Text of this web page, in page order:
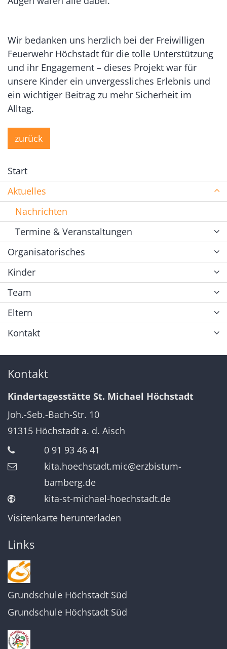
Wir bedanken uns herzlich bei der Freiwilligen
Feuerwehr Höchstadt für die tolle Unterstützung
und ihr Engagement – dieses Projekt war für
unsere Kinder ein unvergessliches Erlebnis und
ein wichtiger Beitrag zu mehr Sicherheit im
Alltag.
zurück
Start
Aktuelles
Nachrichten
Termine & Veranstaltungen
Organisatorisches
Kinder
Team
Eltern
Kontakt
Kontakt
Kindertagesstätte St. Michael Höchstadt
Joh.-Seb.-Bach-Str. 10
91315 Höchstadt a. d. Aisch
0 91 93 46 41
kita.hoechstadt.mic@erzbistum-
bamberg.de
kita-st-michael-hoechstadt.de
Visitenkarte herunterladen
Links
Grundschule Höchstadt Süd
Grundschule Höchstadt Süd